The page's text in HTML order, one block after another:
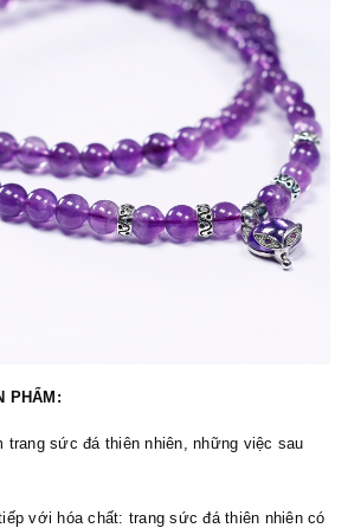
PHẨM:
trang sức đá thiên nhiên, những việc sau
với hóa chất: trang sức đá thiên nhiên có